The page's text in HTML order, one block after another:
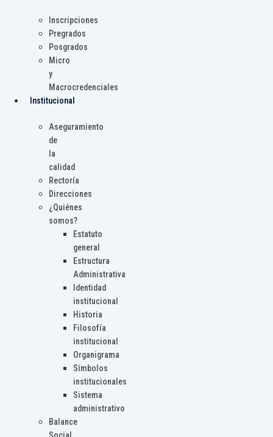
Inscripciones
Pregrados
Posgrados
Micro
y
Macrocredenciales
Institucional
Aseguramiento
de
la
calidad
Rectoría
Direcciones
¿Quiénes
somos?
Estatuto
general
Estructura
Administrativa
Identidad
institucional
Historia
Filosofía
institucional
Organigrama
Símbolos
institucionales
Sistema
administrativo
Balance